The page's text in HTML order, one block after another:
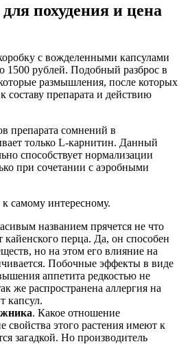
похудения и цена
с вожделенными капсулами
1500 рублей. Подобный разброс в
размышления, после которых
составу препарата и действию
препарата сомнений в
только L-карнитин. Данный
способствует нормализации
при сочетании с аэробными
самому интересному.
названием прячется не что
кайенского перца. Да, он способен
но на этом его влияние на
Побочные эффекты в виде
аппетита редкостью не
же распространена аллергия на
капсул.
. Какое отношение
свойства этого растения имеют к
загадкой. Но производитель